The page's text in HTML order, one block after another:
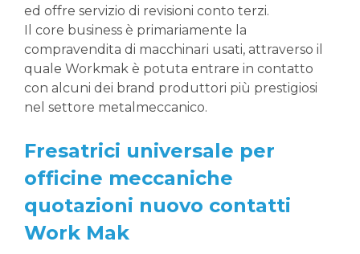
ed offre servizio di revisioni conto terzi.
Il core business è primariamente la
compravendita di macchinari usati, attraverso il
quale Workmak è potuta entrare in contatto
con alcuni dei brand produttori più prestigiosi
nel settore metalmeccanico.
Fresatrici universale per
officine meccaniche
quotazioni nuovo contatti
Work Mak